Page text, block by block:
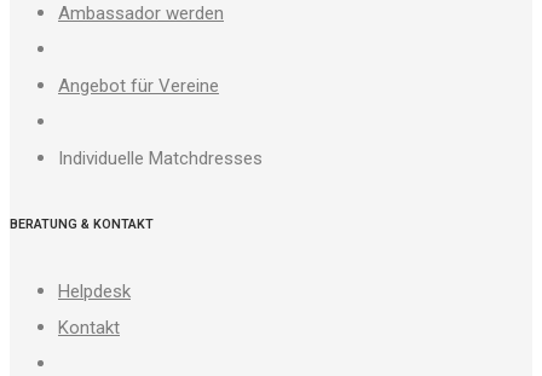
Ambassador werden
Angebot für Vereine
Individuelle Matchdresses
BERATUNG & KONTAKT
Helpdesk
Kontakt